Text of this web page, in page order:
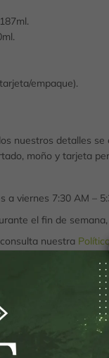
empaque).
nuestros detalles se
moño y tarjeta
a viernes 7:30 AM –
el fin de
nuestra
Añadir al